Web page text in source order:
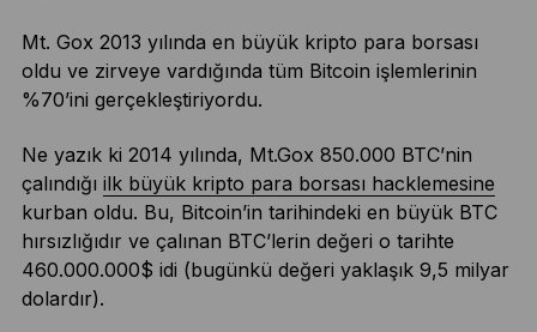
Mt. Gox 2013 yılında en büyük kripto para borsası
oldu ve zirveye vardığında tüm Bitcoin işlemlerinin
%70’ini gerçekleştiriyordu.
Ne yazık ki 2014 yılında, Mt.Gox 850.000 BTC’nin
çalındığı ilk büyük kripto para borsası hacklemesine
kurban oldu. Bu, Bitcoin’in tarihindeki en büyük BTC
hırsızlığıdır ve çalınan BTC’lerin değeri o tarihte
460.000.000$ idi (bugünkü değeri yaklaşık 9,5 milyar
dolardır).